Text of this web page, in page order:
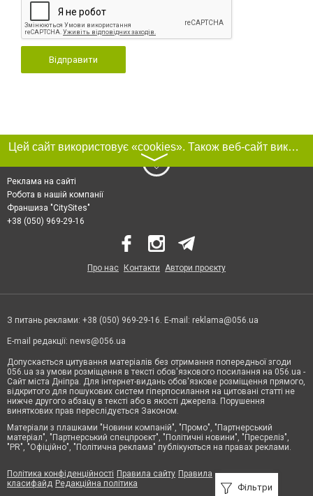
Відправити
Фільтри
Цей сайт використовує «cookies». Також веб-сайт використовує інтернет-сервіс для збору технічних даних стосовно відвідувачів з метою отримання маркетингової та статистичної інформації. Умови обробки даних відвідувачів сайту див.
〉
Реклама на сайті
Робота в нашій компанії
Франшиза "CitySites"
+38 (050) 969-29-16
Про нас Контакти Автори проєкту
З питань реклами: +38 (050) 969-29-16. E-mail: reklama@056.ua
E-mail редакції: news@056.ua
Допускається цитування матеріалів без отримання попередньої згоди
056.ua за умови розміщення в тексті обов'язкового посилання на 056.ua -
Сайт міста Дніпра. Для інтернет-видань обов'язкове розміщення прямого,
відкритого для пошукових систем гіперпосилання на цитовані статті не
нижче другого абзацу в тексті або в якості джерела. Порушення
виняткових прав переслідується Законом.
Матеріали з плашками "Новини компаній", "Промо", "Партнерський
матеріал", "Партнерський спецпроєкт", "Політичні новини", "Пресреліз",
"PR", "Офіційно", "Політична реклама" публікуються на правах реклами.
Політика конфіденційності Правила сайту Правила
класифайд Редакційна політика